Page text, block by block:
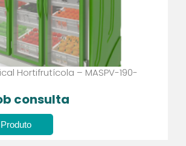
Hortifrutícola – MASPV-190-
consulta